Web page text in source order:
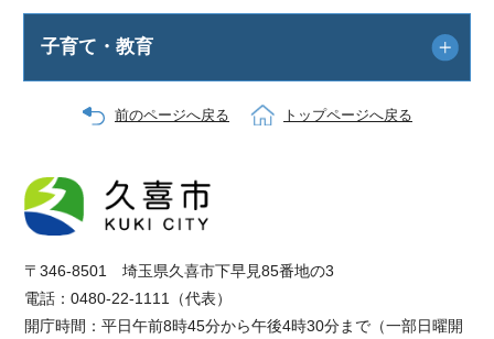
子育て・教育
前のページへ戻る トップページへ戻る
〒346-8501 埼玉県久喜市下早見85番地の3
電話：0480-22-1111（代表）
開庁時間：平日午前8時45分から午後4時30分まで（一部日曜開